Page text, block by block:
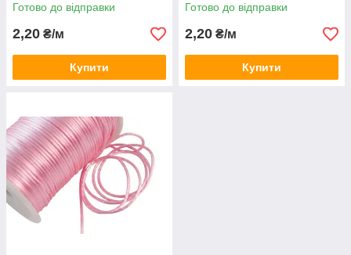
Готово до відправки
2,20 ₴/м
Купити
Готово до відправки
2,20 ₴/м
Купити